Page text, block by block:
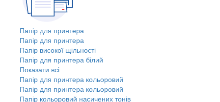
Папір для принтера
Папір для принтера
Папір високої щільності
Папір для принтера білий
Показати всі
Папір для принтера кольоровий
Папір для принтера кольоровий
Папір кольоровий насичених тонів